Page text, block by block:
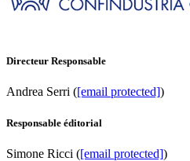
Directeur Responsable
Andrea Serri ([email protected])
Responsable éditorial
Simone Ricci ([email protected])